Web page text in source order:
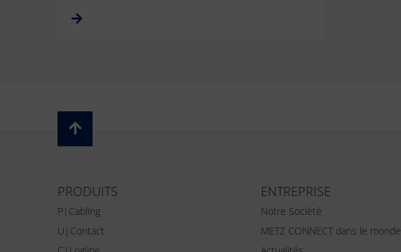
PRODUITS
P|Cabling
U|Contact
ENTREPRISE
Notre Société
METZ CONNECT dans le monde